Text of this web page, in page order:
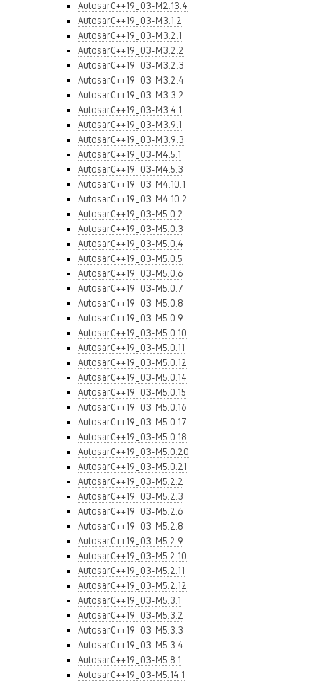
AutosarC++19_03-M2.13.4
AutosarC++19_03-M3.1.2
AutosarC++19_03-M3.2.1
AutosarC++19_03-M3.2.2
AutosarC++19_03-M3.2.3
AutosarC++19_03-M3.2.4
AutosarC++19_03-M3.3.2
AutosarC++19_03-M3.4.1
AutosarC++19_03-M3.9.1
AutosarC++19_03-M3.9.3
AutosarC++19_03-M4.5.1
AutosarC++19_03-M4.5.3
AutosarC++19_03-M4.10.1
AutosarC++19_03-M4.10.2
AutosarC++19_03-M5.0.2
AutosarC++19_03-M5.0.3
AutosarC++19_03-M5.0.4
AutosarC++19_03-M5.0.5
AutosarC++19_03-M5.0.6
AutosarC++19_03-M5.0.7
AutosarC++19_03-M5.0.8
AutosarC++19_03-M5.0.9
AutosarC++19_03-M5.0.10
AutosarC++19_03-M5.0.11
AutosarC++19_03-M5.0.12
AutosarC++19_03-M5.0.14
AutosarC++19_03-M5.0.15
AutosarC++19_03-M5.0.16
AutosarC++19_03-M5.0.17
AutosarC++19_03-M5.0.18
AutosarC++19_03-M5.0.20
AutosarC++19_03-M5.0.21
AutosarC++19_03-M5.2.2
AutosarC++19_03-M5.2.3
AutosarC++19_03-M5.2.6
AutosarC++19_03-M5.2.8
AutosarC++19_03-M5.2.9
AutosarC++19_03-M5.2.10
AutosarC++19_03-M5.2.11
AutosarC++19_03-M5.2.12
AutosarC++19_03-M5.3.1
AutosarC++19_03-M5.3.2
AutosarC++19_03-M5.3.3
AutosarC++19_03-M5.3.4
AutosarC++19_03-M5.8.1
AutosarC++19_03-M5.14.1